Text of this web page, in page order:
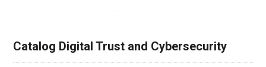
Catalog Digital Trust and Cybersecurity